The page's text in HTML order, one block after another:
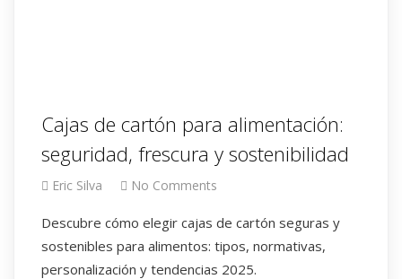
Cajas de cartón para alimentación:
seguridad, frescura y sostenibilidad
Eric Silva No Comments
Descubre cómo elegir cajas de cartón seguras y
sostenibles para alimentos: tipos, normativas,
personalización y tendencias 2025.